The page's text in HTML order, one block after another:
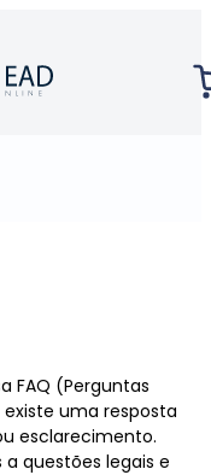
FAQ (Perguntas
uma resposta
esclarecimento.
questões legais e